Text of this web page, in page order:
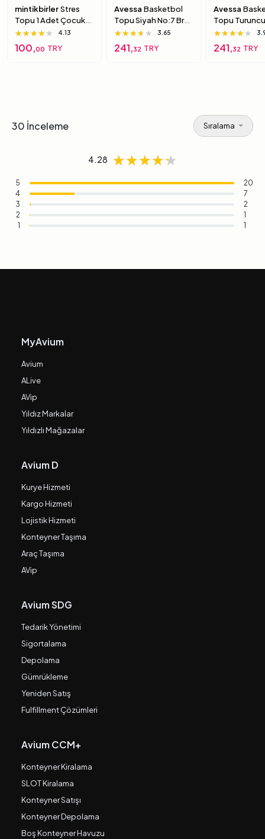
mintikbirlerStres
Topu 1 Adet Çocuk
Için Yumuşak
Süngerimsi Içi Dolu
Top 6 Numara
★★★★★
★★★★★
★★★★★ 4.13
100,00 TRY
Avessa Basketbol
Topu Siyah No:7 Brc-
7 7 Numara
★★★★★
★★★★★
★★★★★ 3.65
241,32 TRY
Avessa
Topu
Brc-7 5
★★★★★
★★★★★
★★★★★
241,32 TRY
30 İnceleme Sıralama
4.28 ★★★★★
★★★★★
★★★★★
5
20
4
7
3
2
2
1
1
1
MyAvium
Avium
ALive
AVip
Yıldız Markalar
Yıldızlı Mağazalar
Avium D
Kurye Hizmeti
Kargo Hizmeti
Lojistik Hizmeti
Konteyner Taşıma
Araç Taşıma
AVip
Avium SDG
Tedarik Yönetimi
Sigortalama
Depolama
Gümrükleme
Yeniden Satış
Fulfillment Çözümleri
Avium CCM+
Konteyner Kiralama
SLOT Kiralama
Konteyner Satışı
Konteyner Depolama
Boş Konteyner Havuzu